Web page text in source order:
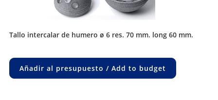
tallo intercalar de humero ø 6 res. 70 mm. long 60 mm.
Añadir al presupuesto / Add to budget